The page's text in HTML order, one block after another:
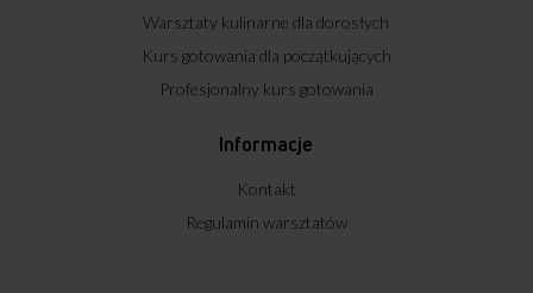
Warsztaty kulinarne dla dorosłych
Kurs gotowania dla początkujących
Profesjonalny kurs gotowania
Informacje
Kontakt
Regulamin warsztatów